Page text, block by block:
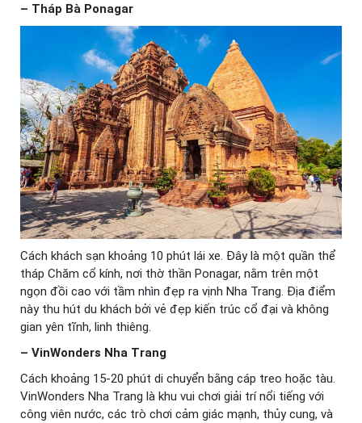
– Tháp Bà Ponagar
Cách khách sạn khoảng 10 phút lái xe. Đây là một quần thể
tháp Chăm cổ kính, nơi thờ thần Ponagar, nằm trên một
ngọn đồi cao với tầm nhìn đẹp ra vịnh Nha Trang. Địa điểm
này thu hút du khách bởi vẻ đẹp kiến trúc cổ đại và không
gian yên tĩnh, linh thiêng.
– VinWonders Nha Trang
Cách khoảng 15-20 phút di chuyển bằng cáp treo hoặc tàu.
VinWonders Nha Trang là khu vui chơi giải trí nổi tiếng với
công viên nước, các trò chơi cảm giác mạnh, thủy cung, và